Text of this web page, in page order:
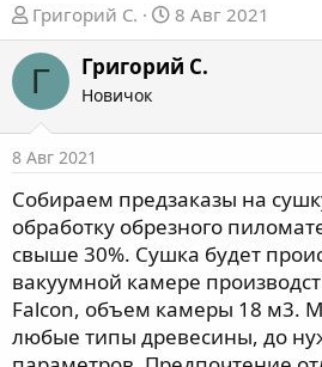
А
в
т
о
р
е
м
ы
Григорий С.
Д
а
т
а
л
а
8 Авг 2021
Г Григорий С.
Новичок
8 Авг 2021
Собираем предзаказы на
обработку обрезного
свыше 30%. Сушка будет
вакуумной камере
Falcon, объем камеры 18 м3.
любые типы древесины, до